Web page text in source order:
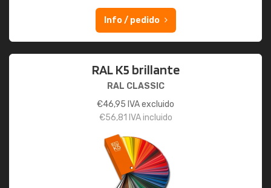
Info / pedido
RAL K5 brillante
RAL CLASSIC
€46,95 IVA excluido
€56,81 IVA incluido